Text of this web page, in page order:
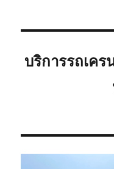
บริการรถเค